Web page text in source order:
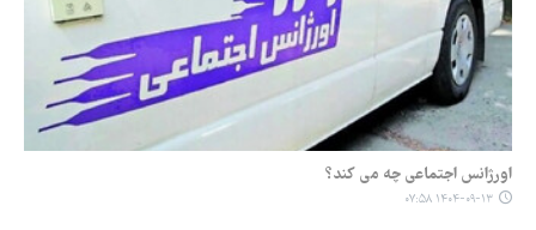
اورژانس اجتماعی چه می کند؟
۱۴۰۴-۰۹-۱۳ ۰۷:۵۸